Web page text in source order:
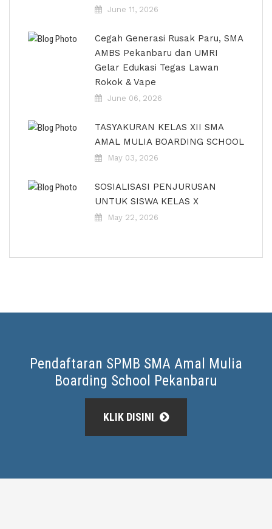
June 11, 2026
Cegah Generasi Rusak Paru, SMA
AMBS Pekanbaru dan UMRI
Gelar Edukasi Tegas Lawan
Rokok & Vape
June 06, 2026
TASYAKURAN KELAS XII SMA
AMAL MULIA BOARDING SCHOOL
May 03, 2026
SOSIALISASI PENJURUSAN
UNTUK SISWA KELAS X
May 22, 2026
Pendaftaran SPMB SMA Amal Mulia
Boarding School Pekanbaru
KLIK DISINI